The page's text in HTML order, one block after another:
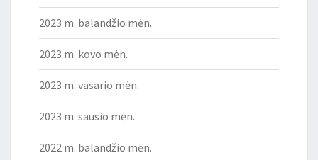
2023 m. balandžio mėn.
2023 m. kovo mėn.
2023 m. vasario mėn.
2023 m. sausio mėn.
2022 m. balandžio mėn.